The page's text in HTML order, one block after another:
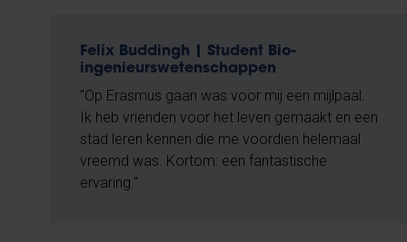
Felix Buddingh | Student Bio-
ingenieurswetenschappen
"Op Erasmus gaan was voor mij een mijlpaal.
Ik heb vrienden voor het leven gemaakt en een
stad leren kennen die me voordien helemaal
vreemd was. Kortom: een fantastische
ervaring."